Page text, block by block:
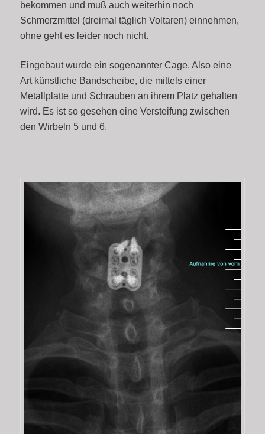
bekommen und muß auch weiterhin noch
Schmerzmittel (dreimal täglich Voltaren) einnehmen,
ohne geht es leider noch nicht.
Eingebaut wurde ein sogenannter Cage. Also eine
Art künstliche Bandscheibe, die mittels einer
Metallplatte und Schrauben an ihrem Platz gehalten
wird. Es ist so gesehen eine Versteifung zwischen
den Wirbeln 5 und 6.